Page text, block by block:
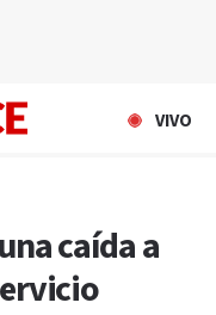
VIVO
caída a